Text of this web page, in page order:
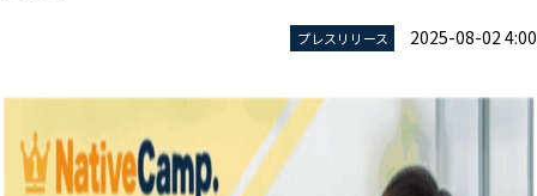
プレスリリース 2025-08-02 4:00